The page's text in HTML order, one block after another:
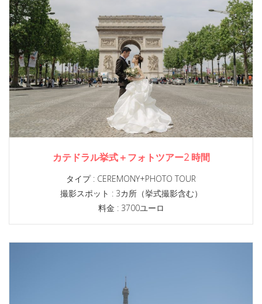
カテドラル挙式＋フォトツアー2 時間
タイプ : CEREMONY+PHOTO TOUR
撮影スポット : 3カ所（挙式撮影含む）
料金 : 3700ユーロ